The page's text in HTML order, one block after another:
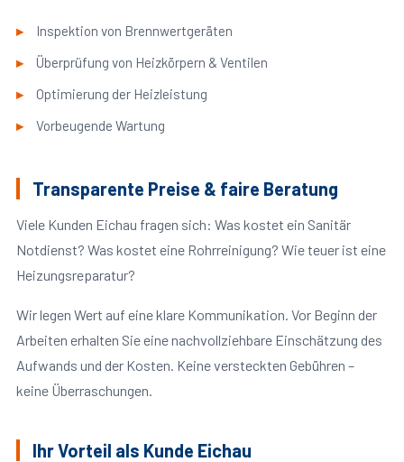
Inspektion von Brennwertgeräten
Überprüfung von Heizkörpern & Ventilen
Optimierung der Heizleistung
Vorbeugende Wartung
Transparente Preise & faire Beratung
Viele Kunden Eichau fragen sich: Was kostet ein Sanitär
Notdienst? Was kostet eine Rohrreinigung? Wie teuer ist eine
Heizungsreparatur?
Wir legen Wert auf eine klare Kommunikation. Vor Beginn der
Arbeiten erhalten Sie eine nachvollziehbare Einschätzung des
Aufwands und der Kosten. Keine versteckten Gebühren –
keine Überraschungen.
Ihr Vorteil als Kunde Eichau